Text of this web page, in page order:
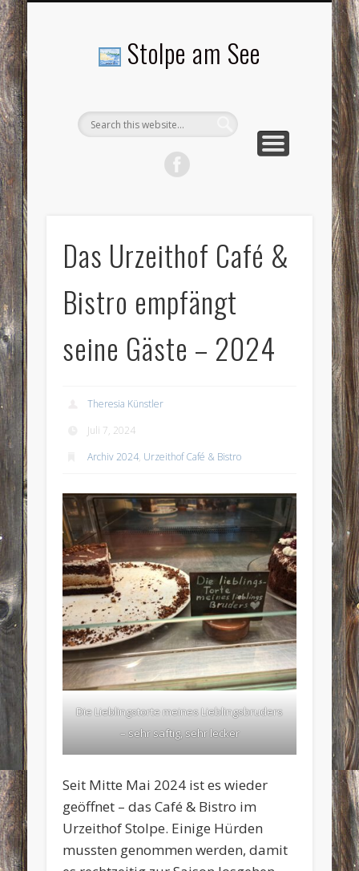
Stolpe am See
Das Urzeithof Café &
Bistro empfängt
seine Gäste – 2024
Theresia Künstler
Juli 7, 2024
Archiv 2024, Urzeithof Café & Bistro
Die Lieblingstorte meines Lieblingsbruders
– sehr saftig, sehr lecker
Seit Mitte Mai 2024 ist es wieder
geöffnet – das Café & Bistro im
Urzeithof Stolpe. Einige Hürden
mussten genommen werden, damit